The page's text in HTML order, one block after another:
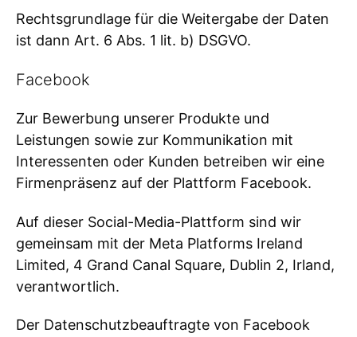
Rechtsgrundlage für die Weitergabe der Daten
ist dann Art. 6 Abs. 1 lit. b) DSGVO.
Facebook
Zur Bewerbung unserer Produkte und
Leistungen sowie zur Kommunikation mit
Interessenten oder Kunden betreiben wir eine
Firmenpräsenz auf der Plattform Facebook.
Auf dieser Social-Media-Plattform sind wir
gemeinsam mit der Meta Platforms Ireland
Limited, 4 Grand Canal Square, Dublin 2, Irland,
verantwortlich.
Der Datenschutzbeauftragte von Facebook